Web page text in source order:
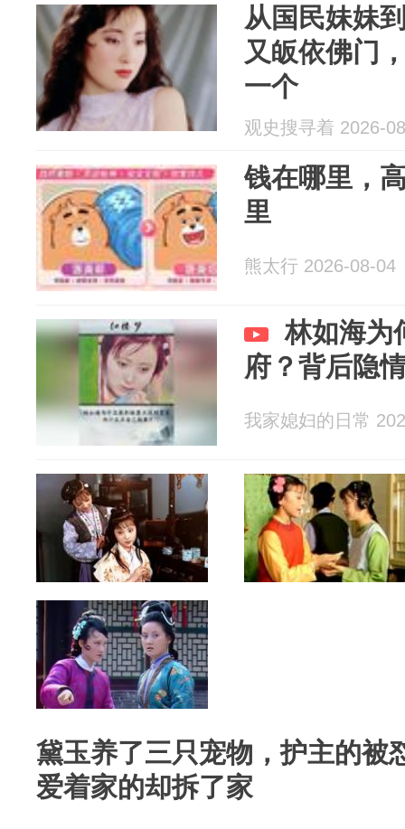
从国民妹妹
又皈依佛门
一个
观史搜寻着 2026-
钱在哪里，
里
熊太行 2026-08-04
林如海为
府？背后隐
我家媳妇的日常
黛玉养了三只宠物，护主的被
爱着家的却拆了家